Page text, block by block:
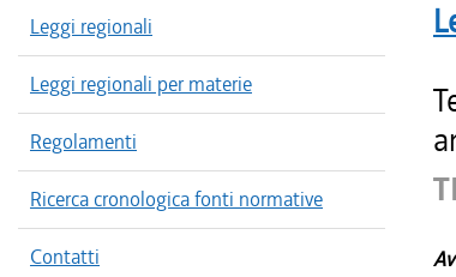
Leggi regionali
Leggi regionali per materie
Regolamenti
Ricerca cronologica fonti normative
Contatti